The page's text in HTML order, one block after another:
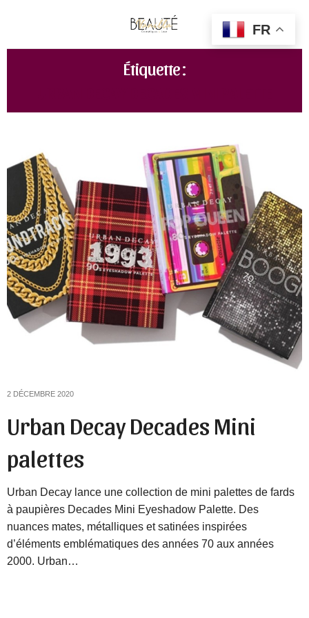
Étiquette :
2 DÉCEMBRE 2020
Urban Decay Decades Mini
palettes
Urban Decay lance une collection de mini palettes de fards
à paupières Decades Mini Eyeshadow Palette. Des
nuances mates, métalliques et satinées inspirées
d’éléments emblématiques des années 70 aux années
2000. Urban…
FR